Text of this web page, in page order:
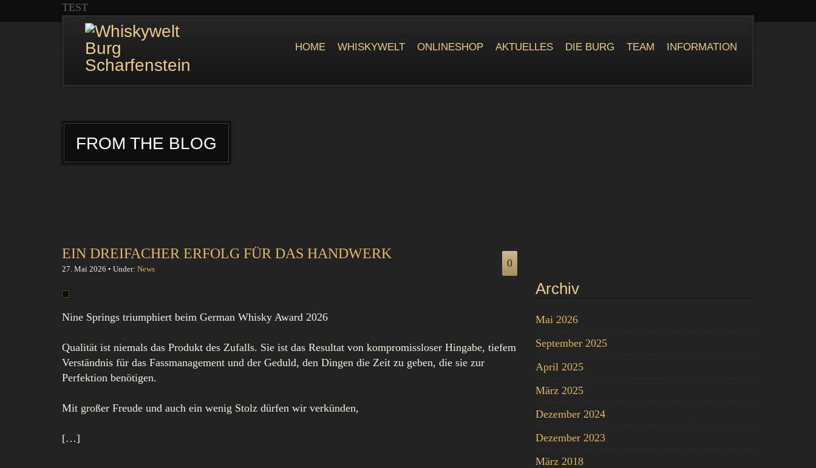
TEST
HOME WHISKYWELT ONLINESHOP AKTUELLES DIE BURG TEAM INFORMATION
FROM THE BLOG
EIN DREIFACHER ERFOLG FÜR DAS HANDWERK
27. Mai 2026 • Under: News 0
Nine Springs triumphiert beim German Whisky Award 2026
Qualität ist niemals das Produkt des Zufalls. Sie ist das Resultat von kompromissloser Hingabe, tiefem
Verständnis für das Fassmanagement und der Geduld, den Dingen die Zeit zu geben, die sie zur
Perfektion benötigen.
Mit großer Freude und auch ein wenig Stolz dürfen wir verkünden,
[…]
Archiv
Mai 2026
September 2025
April 2025
März 2025
Dezember 2024
Dezember 2023
März 2018